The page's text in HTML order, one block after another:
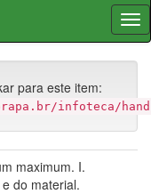
para este item:
infoteca/
maximum. I.
do material.